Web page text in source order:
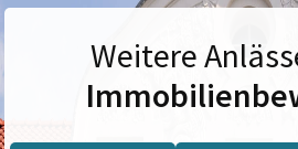
Weitere